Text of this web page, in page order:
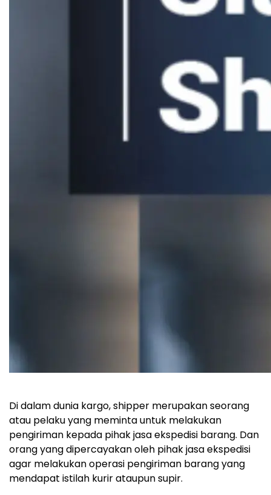
Di dalam dunia kargo, shipper merupakan seorang
atau pelaku yang meminta untuk melakukan
pengiriman kepada pihak jasa ekspedisi barang. Dan
orang yang dipercayakan oleh pihak jasa ekspedisi
agar melakukan operasi pengiriman barang yang
mendapat istilah kurir ataupun supir.